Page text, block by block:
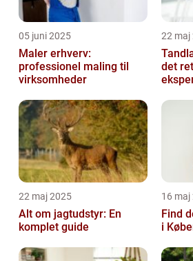
05 juni 2025
Maler erhverv:
professionel maling til
virksomheder
22 maj
det
22 maj 2025
Alt om jagtudstyr: En
komplet guide
16 maj
Find
i